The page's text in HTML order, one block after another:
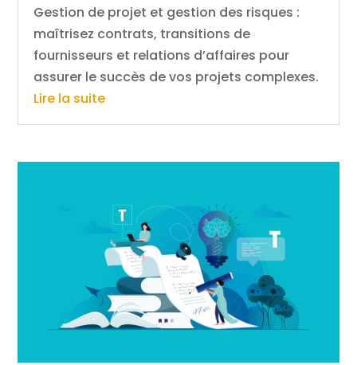
Gestion de projet et gestion des risques :
maîtrisez contrats, transitions de
fournisseurs et relations d’affaires pour
assurer le succès de vos projets complexes.
Lire la suite